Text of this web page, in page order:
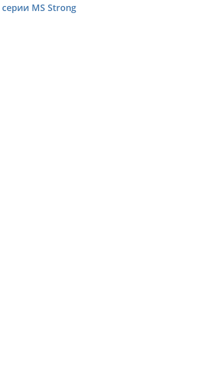
MS Strong